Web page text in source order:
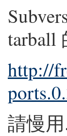
tarball
http://
請慢